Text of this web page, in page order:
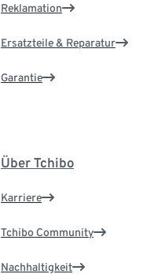
Reklamation
Ersatzteile & Reparatur
Garantie
Über Tchibo
Karriere
Tchibo Community
Nachhaltigkeit